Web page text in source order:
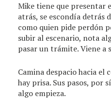
Mike tiene que presentar
atrás, se escondía detrás
como quien pide perdón
subir al escenario, nota
pasar un trámite. Viene a
Camina despacio hacia el
hay prisa. Sus pasos, por
algo empieza.